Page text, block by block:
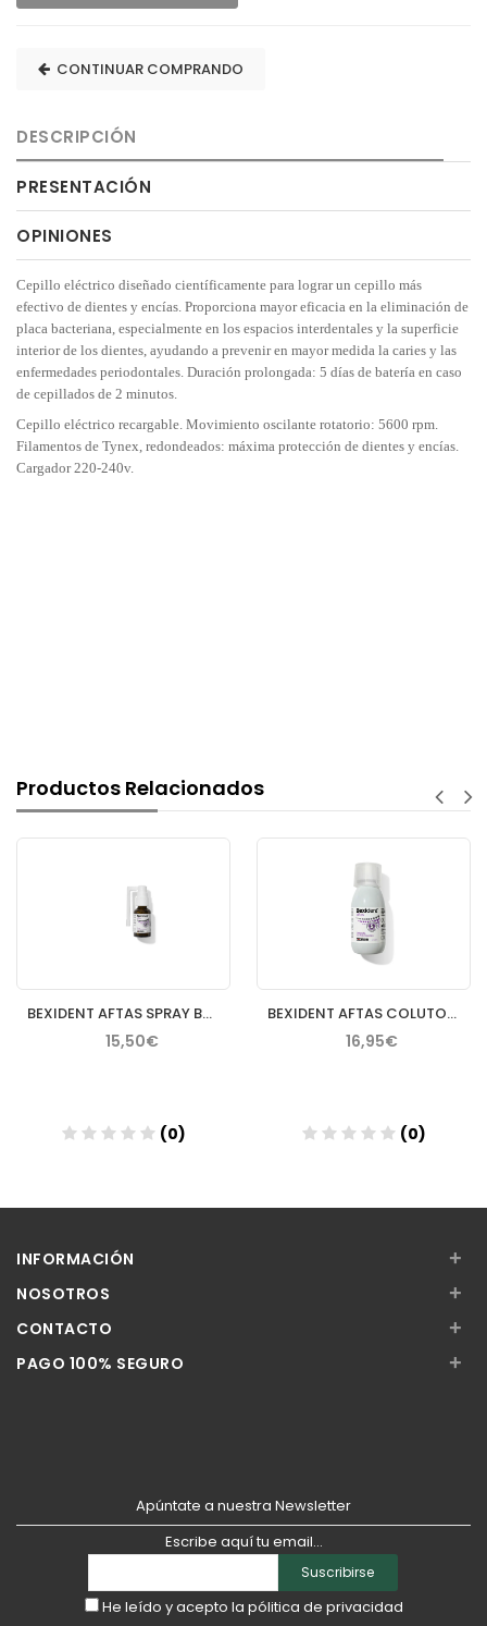
CONTINUAR COMPRANDO
DESCRIPCIÓN
PRESENTACIÓN
OPINIONES
Cepillo eléctrico diseñado científicamente para lograr un cepillo más
efectivo de dientes y encías. Proporciona mayor eficacia en la eliminación de
placa bacteriana, especialmente en los espacios interdentales y la superficie
interior de los dientes, ayudando a prevenir en mayor medida la caries y las
enfermedades periodontales. Duración prolongada: 5 días de batería en caso
de cepillados de 2 minutos.
Cepillo eléctrico recargable. Movimiento oscilante rotatorio: 5600 rpm.
Filamentos de Tynex, redondeados: máxima protección de dientes y encías.
Cargador 220-240v.
Productos Relacionados
BEXIDENT AFTAS SPRAY BUCAL PROTECTOR 15 ML
15,50€
(0)
BEXIDENT AFTAS COLUTORIO BUCAL PROTECTOR 120 ML
16,95€
(0)
INFORMACIÓN +
NOSOTROS +
CONTACTO +
PAGO 100% SEGURO +
Apúntate a nuestra Newsletter
Escribe aquí tu email...
Suscribirse
He leído y acepto la pólitica de privacidad